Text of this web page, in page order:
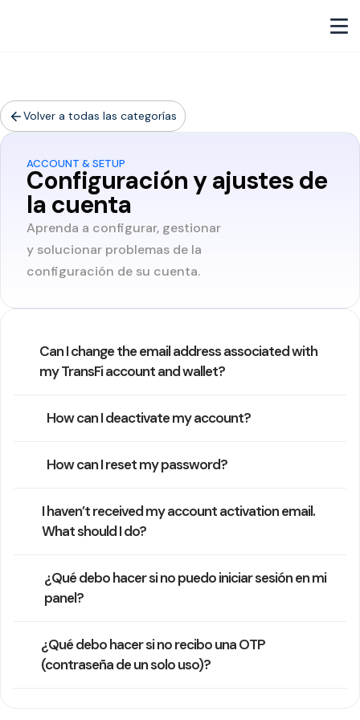
Volver a todas las categorías
ACCOUNT & SETUP
Configuración y ajustes de
la cuenta
Aprenda a configurar, gestionar
y solucionar problemas de la
configuración de su cuenta.
Can I change the email address associated with
my TransFi account and wallet?
How can I deactivate my account?
How can I reset my password?
I haven’t received my account activation email.
What should I do?
¿Qué debo hacer si no puedo iniciar sesión en mi
panel?
¿Qué debo hacer si no recibo una OTP
(contraseña de un solo uso)?